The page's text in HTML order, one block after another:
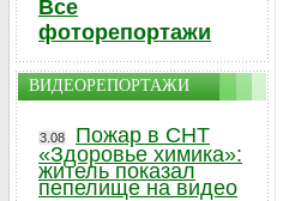
Все
фоторепортажи
ВИДЕОРЕПОРТАЖИ
3.08
Пожар в СНТ
«Здоровье химика»:
житель показал
пепелище на видео